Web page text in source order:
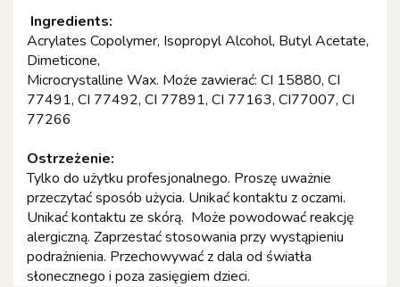
Ingredients:
Acrylates Copolymer, Isopropyl Alcohol, Butyl Acetate,
Dimeticone,
Microcrystalline Wax. Może zawierać: CI 15880, CI
77491, CI 77492, CI 77891, CI 77163, CI77007, CI
77266
Ostrzeżenie:
Tylko do użytku profesjonalnego. Proszę uważnie
przeczytać sposób użycia. Unikać kontaktu z oczami.
Unikać kontaktu ze skórą. Może powodować reakcję
alergiczną. Zaprzestać stosowania przy wystąpieniu
podrażnienia. Przechowywać z dala od światła
słonecznego i poza zasięgiem dzieci.